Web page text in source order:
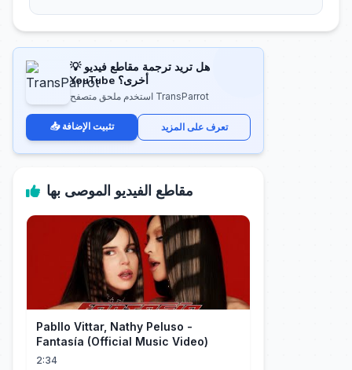
💡 هل تريد ترجمة مقاطع فيديو
YouTube أخرى؟
استخدم ملحق متصفح TransParrot
📥 تثبيت الإضافة تعرف على المزيد
مقاطع الفيديو الموصى بها
Pabllo Vittar, Nathy Peluso -
Fantasía (Official Music Video)
2:34